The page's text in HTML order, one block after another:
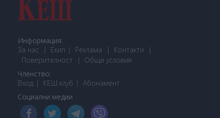
Информация:
За нас
Екип Реклама
Контакти
Поверителност
Общи условия
Членство:
Вход
КЕШ клуб Абонамент
Социални медии